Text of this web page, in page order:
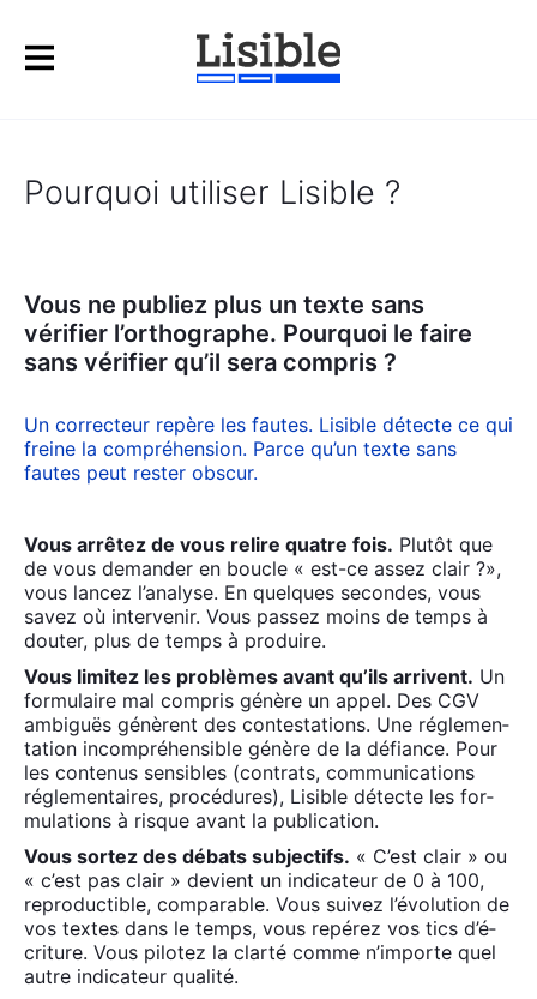
Pourquoi utiliser Lisible ?
Vous ne publiez plus un texte sans
vérifier l’orthographe. Pourquoi le faire
sans vérifier qu’il sera compris ?
Un cor­rec­teur repère les fautes. Lisible détecte ce qui
freine la com­pré­hen­sion. Parce qu’un texte sans
fautes peut res­ter obs­cur.
Vous arrê­tez de vous relire quatre fois. Plu­tôt que
de vous deman­der en boucle « est-ce assez clair ?»,
vous lan­cez l’a­na­lyse. En quelques secondes, vous
savez où inter­ve­nir. Vous pas­sez moins de temps à
dou­ter, plus de temps à pro­duire.
Vous limi­tez les pro­blèmes avant qu’ils arrivent. Un
for­mu­laire mal com­pris génère un appel. Des CGV
ambi­guës génèrent des contes­ta­tions. Une régle­men­
ta­tion incom­pré­hen­sible génère de la défiance. Pour
les conte­nus sen­sibles (contrats, com­mu­ni­ca­tions
régle­men­taires, pro­cé­dures), Lisible détecte les for­
mu­la­tions à risque avant la publi­ca­tion.
Vous sor­tez des débats sub­jec­tifs. « C’est clair » ou
« c’est pas clair » devient un indi­ca­teur de 0 à 100,
repro­duc­tible, com­pa­rable. Vous sui­vez l’é­vo­lu­tion de
vos textes dans le temps, vous repé­rez vos tics d’é­
cri­ture. Vous pilo­tez la clar­té comme n’im­porte quel
autre indi­ca­teur qua­li­té.